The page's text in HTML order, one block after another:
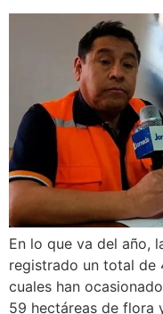
En lo que va del año,
registrado un total de
cuales han
59 hectáreas de flora